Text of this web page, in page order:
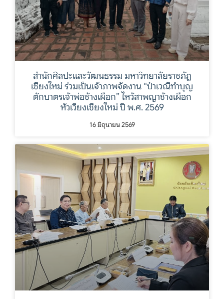
สำนักศิลปะและวัฒนธรรม มหาวิทยาลัยราชภัฏ
เชียงใหม่ ร่วมเป็นเจ้าภาพจัดงาน “ป๋าเวณีทำบุญ
ตักบาตรเจ้าพ่อช้างเผือก” ไหว้สาพญาช้างเผือก
หัวเวียงเชียงใหม่ ปี พ.ศ. 2569
16 มิถุนายน 2569